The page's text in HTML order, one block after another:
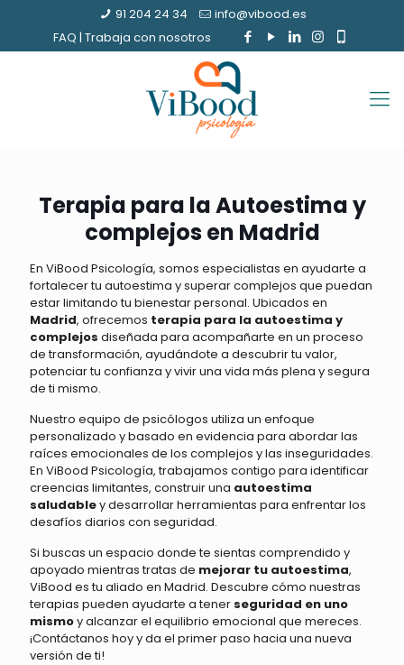
91 204 24 34
info@vibood.es
FAQ | Trabaja con nosotros
Terapia para la Autoestima y
complejos en Madrid
En ViBood Psicología, somos especialistas en ayudarte a
fortalecer tu autoestima y superar complejos que puedan
estar limitando tu bienestar personal. Ubicados en
Madrid, ofrecemos terapia para la autoestima y
complejos diseñada para acompañarte en un proceso
de transformación, ayudándote a descubrir tu valor,
potenciar tu confianza y vivir una vida más plena y segura
de ti mismo.
Nuestro equipo de psicólogos utiliza un enfoque
personalizado y basado en evidencia para abordar las
raíces emocionales de los complejos y las inseguridades.
En ViBood Psicología, trabajamos contigo para identificar
creencias limitantes, construir una autoestima
saludabley desarrollar herramientas para enfrentar los
desafíos diarios con seguridad.
Si buscas un espacio donde te sientas comprendido y
apoyado mientras tratas de mejorar tu autoestima,
ViBood es tu aliado en Madrid. Descubre cómo nuestras
terapias pueden ayudarte a tener seguridad en uno
mismoy alcanzar el equilibrio emocional que mereces.
¡Contáctanos hoy y da el primer paso hacia una nueva
versión de ti!